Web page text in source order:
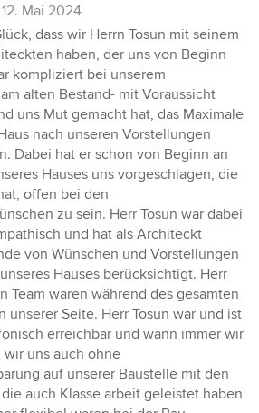
12. Mai 2024
dass wir Herrn Tosun mit seinem
haben, der uns von Beginn
kompliziert bei unserem
alten Bestand- mit Voraussicht
uns Mut gemacht hat, das Maximale
nach unseren Vorstellungen
Dabei hat er schon von Beginn an
Hauses uns vorgeschlagen, die
offen bei den
zu sein. Herr Tosun war dabei
und hat als Architeckt
von Wünschen und Vorstellungen
Hauses berücksichtigt. Herr
Team waren während des gesamten
unserer Seite. Herr Tosun war und ist
erreichbar und wann immer wir
uns auch ohne
auf unserer Baustelle mit den
auch Klasse arbeit geleistet haben